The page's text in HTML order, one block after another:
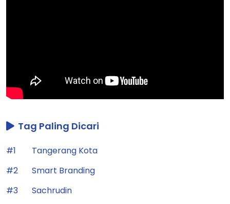
Tag Paling Dicari
#1
Tangerang Kota
#2
Smart Branding
#3
Sachrudin